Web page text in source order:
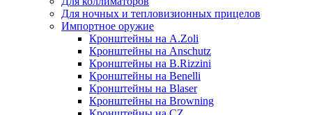
Для ночных и тепловизионных прицелов
Импортное оружие
Кронштейны на A.Zoli
Кронштейны на Anschutz
Кронштейны на B.Rizzini
Кронштейны на Benelli
Кронштейны на Blaser
Кронштейны на Browning